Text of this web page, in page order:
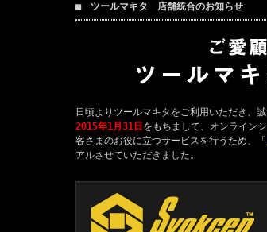
■ ツールマキタ 店舗統合のお知らせ
日頃よりツールマキタをご利用いただき、
2015年1月31日 をもちまして、オンライン
客さまのお役に立つサービスを行うため、「
アルさせていただきました。